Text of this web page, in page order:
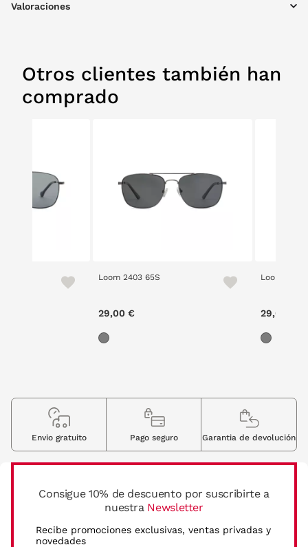
Valoraciones
Otros clientes también han
comprado
Loom 2403 65S
29,00 €
Loom 2403
29,00 €
Consigue 10% de descuento por suscribirte a
nuestra Newsletter
Recibe promociones exclusivas, ventas privadas y
novedades
Envio gratuito Pago seguro Garantia de devolución